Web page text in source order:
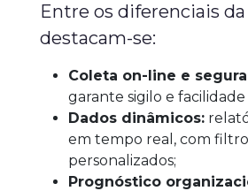
Entre os diferenciais da
destacam-se:
Coleta on-line e
garante sigilo e facilidade
Dados dinâmicos:
em tempo real, com
personalizados;
Prognóstico